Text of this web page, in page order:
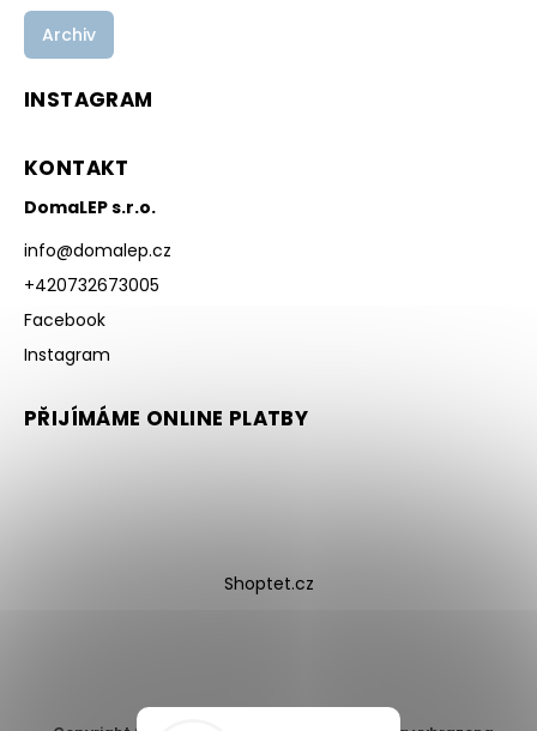
Archiv
INSTAGRAM
KONTAKT
DomaLEP s.r.o.
info@domalep.cz
+420732673005
Facebook
Instagram
PŘIJÍMÁME ONLINE PLATBY
Shoptet.cz